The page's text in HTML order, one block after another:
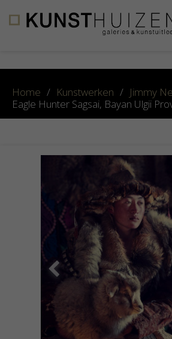
Home / Kunstwerken / Jimmy
Eagle Hunter Sagsai, Bayan Ulgii